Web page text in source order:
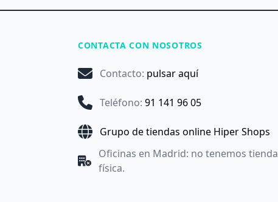
CONTACTA CON NOSOTROS
Contacto: pulsar aquí
Teléfono: 91 141 96 05
Grupo de tiendas online Hiper Shops
Oficinas en Madrid: no tenemos tienda
física.